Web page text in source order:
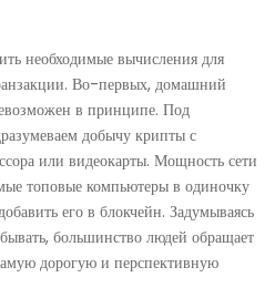
необходимые вычисления для
Во-первых, домашний
в принципе. Под
добычу крипты с
или видеокарты. Мощность сети
топовые компьютеры в одиночку
его в блокчейн. Задумываясь
большинство людей обращает
дорогую и перспективную